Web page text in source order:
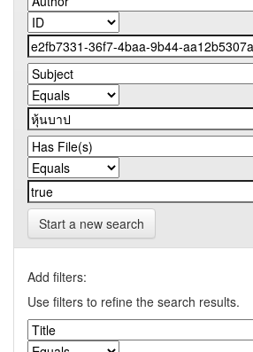
Start a new search
Add filters:
Use filters to refine the search results.